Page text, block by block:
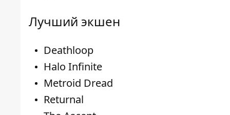
Лучший экшен
Deathloop
Halo Infinite
Metroid Dread
Returnal